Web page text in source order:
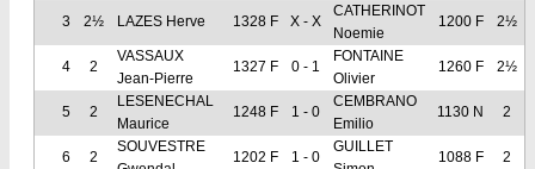
3 2½ LAZES Herve 1328 F X - X
CATHERINOT
Noemie
1200 F 2½
4 2
VASSAUX
Jean-Pierre
1327 F 0 - 1
FONTAINE
Olivier
1260 F 2½
5 2
LESENECHAL
Maurice
1248 F 1 - 0
CEMBRANO
Emilio
1130 N 2
6 2
SOUVESTRE
1202 F 1 - 0
GUILLET
1088 F 2